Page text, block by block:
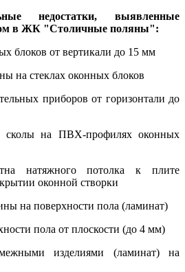
недостатки, выявленные
в ЖК "Столичные поляны":
блоков от вертикали до 15 мм
на стеклах оконных блоков
приборов от горизонтали до
сколы на ПВХ-профилях оконных
натяжного потолка к плите
оконной створки
на поверхности пола (ламинат)
пола от плоскости (до 4 мм)
изделиями (ламинат) на